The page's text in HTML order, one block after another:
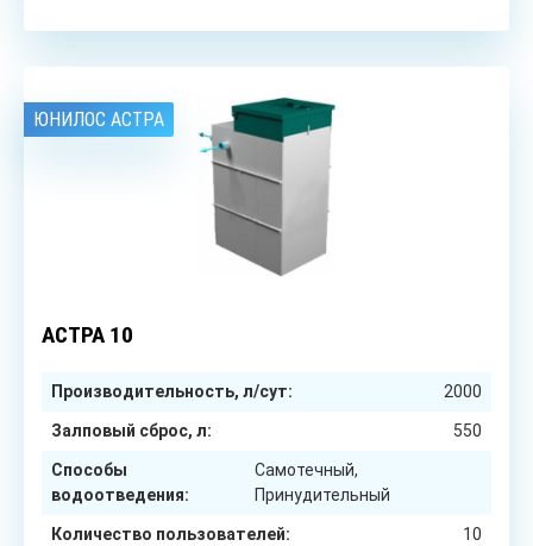
ЮНИЛОС АСТРА
АСТРА 10
Производительность, л/сут: 2000
Залповый сброс, л: 550
Способы
водоотведения:
Самотечный,
Принудительный
Количество пользователей: 10